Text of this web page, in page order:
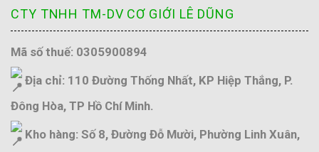
CTY TNHH TM-DV CƠ GIỚI LÊ DŨNG
Mã số thuế: 0305900894
Địa chỉ: 110 Đường Thống Nhất, KP Hiệp Thắng, P.
Đông Hòa, TP Hồ Chí Minh.
Kho hàng: Số 8, Đường Đỗ Mười, Phường Linh Xuân,